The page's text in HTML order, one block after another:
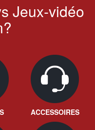
Jeux-vidéo
ACCESSOIRES